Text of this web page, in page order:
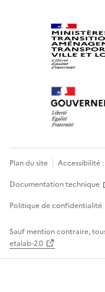
Plan du site Accessibilité
Documentation technique
Politique de confidentialité
Sauf mention contraire,
etalab-2.0